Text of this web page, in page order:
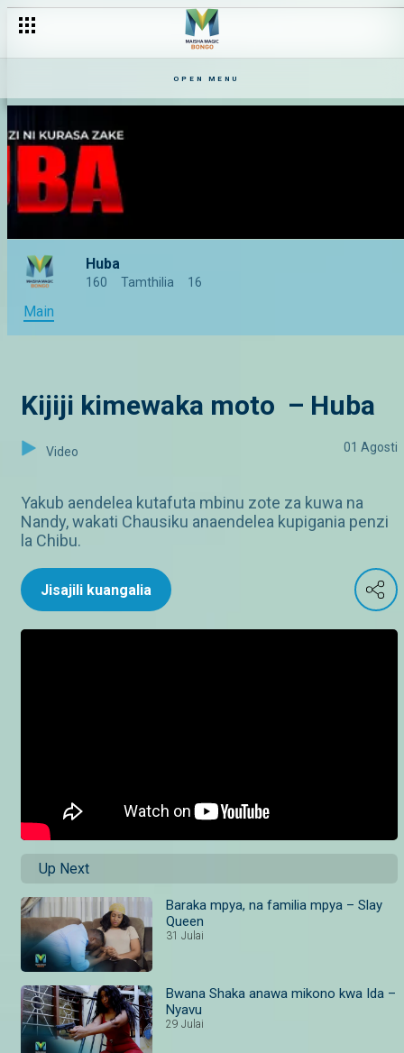
OPEN MENU
Huba
160 Tamthilia 16
Main
Kijiji kimewaka moto – Huba
Video 01 Agosti
Yakub aendelea kutafuta mbinu zote za kuwa na
Nandy, wakati Chausiku anaendelea kupigania penzi
la Chibu.
Jisajili kuangalia
Up Next
Baraka mpya, na familia mpya – Slay
Queen
31 Julai
Bwana Shaka anawa mikono kwa Ida –
Nyavu
29 Julai